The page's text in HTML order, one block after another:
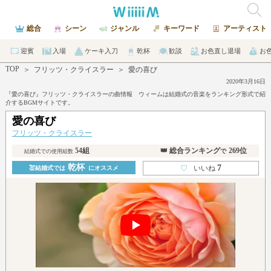
総合 シーン ジャンル キーワード アーティスト
迎賓 入場 ケーキ入刀 乾杯 歓談 お色直し退場 お
TOP ＞ フリッツ・クライスラー ＞ 愛の喜び
2020年3月16日
『愛の喜び』フリッツ・クライスラーの曲情報 ウィームは結婚式の音楽をランキング形式で紹
介するBGMサイトです。
愛の喜び
フリッツ・クライスラー
結婚式での使用組数54組 👑 総合ランキングで 269位
💒結婚式では乾杯 にオススメ ♡ いいね7